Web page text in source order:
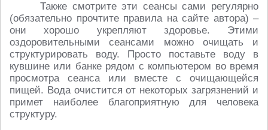
Также смотрите эти сеансы сами регулярно
(обязательно прочтите правила на сайте автора) –
они хорошо укрепляют здоровье. Этими
оздоровительными сеансами можно очищать и
структурировать воду. Просто поставьте воду в
кувшине или банке рядом с компьютером во время
просмотра сеанса или вместе с очищающейся
пищей. Вода очистится от некоторых загрязнений и
примет наиболее благоприятную для человека
структуру.